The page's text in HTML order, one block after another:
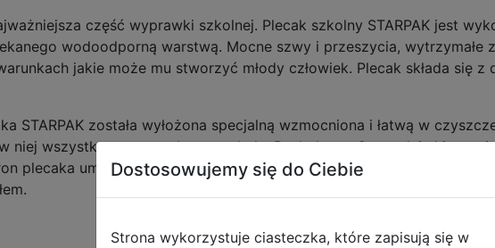
część wyprawki szkolnej. Plecak szkolny STARPAK jest
wodoodporną warstwą. Mocne szwy i przeszycia, wytrzymałe
jakie może mu stworzyć młody człowiek. Plecak składa się
STARPAK została wyłożona specjalną wzmocniona i łatwą w
niej wszystko co potrzebne w szkole. Dodatkowo 2 przednie
plecaka umieściliśmy siatkowe kieszenie na butelki z napojem.
Dostosowujemy się do Ciebie
Strona wykorzystuje ciasteczka, które zapisują się w